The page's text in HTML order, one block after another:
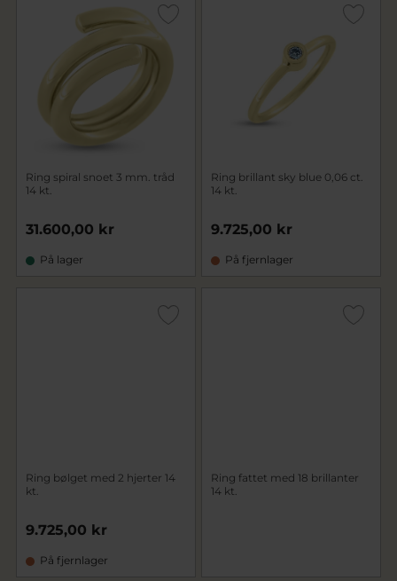
Ring spiral snoet 3 mm. tråd
14 kt.
31.600,00 kr
På lager
Ring brillant sky blue 0,06 ct.
14 kt.
9.725,00 kr
På fjernlager
Ring bølget med 2 hjerter 14
kt.
9.725,00 kr
På fjernlager
Ring fattet med 18 brillanter
14 kt.